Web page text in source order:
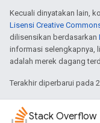
Kecuali dinyatakan lain,
Lisensi Creative
dilisensikan berdasarkan
informasi selengkapnya,
adalah merek dagang
Terakhir diperbarui pada
Stack Overflow